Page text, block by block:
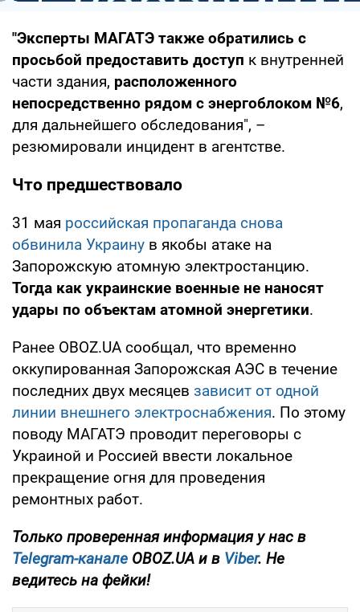
"Эксперты МАГАТЭ также обратились с
просьбой предоставить доступ к внутренней
части здания, расположенного
непосредственно рядом с энергоблоком №6,
для дальнейшего обследования", –
резюмировали инцидент в агентстве.
Что предшествовало
31 мая российская пропаганда снова
обвинила Украину в якобы атаке на
Запорожскую атомную электростанцию.
Тогда как украинские военные не наносят
удары по объектам атомной энергетики.
Ранее OBOZ.UA сообщал, что временно
оккупированная Запорожская АЭС в течение
последних двух месяцев зависит от одной
линии внешнего электроснабжения. По этому
поводу МАГАТЭ проводит переговоры с
Украиной и Россией ввести локальное
прекращение огня для проведения
ремонтных работ.
Только проверенная информация у нас в
Telegram-канале OBOZ.UA и в Viber. Не
ведитесь на фейки!